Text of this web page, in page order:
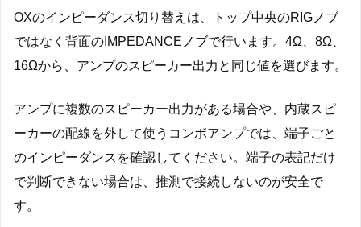
OXのインピーダンス切り替えは、トップ中央のRIGノブ
ではなく背面のIMPEDANCEノブで行います。4Ω、8Ω、
16Ωから、アンプのスピーカー出力と同じ値を選びます。
アンプに複数のスピーカー出力がある場合や、内蔵スピ
ーカーの配線を外して使うコンボアンプでは、端子ごと
のインピーダンスを確認してください。端子の表記だけ
で判断できない場合は、推測で接続しないのが安全で
す。